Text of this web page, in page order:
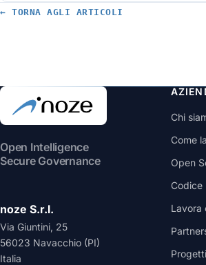
instradamento, le liste con TTL e tre strette
← TORNA AGLI ARTICOLI
Open Intelligence
Secure Governance
noze S.r.l.
Via Giuntini, 25
56023 Navacchio (PI)
Italia
Chi
Come
Open
Codice
Lavora
Progetti